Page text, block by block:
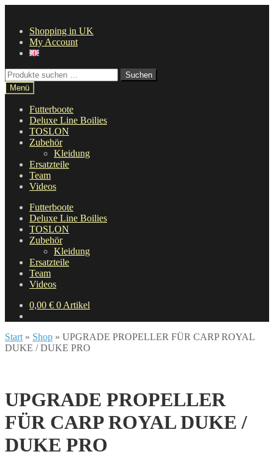
springen
springenShopping in UK
My Account
Suche
nach:
Suchen
Menü
Futterboote
Deluxe Line Boilies
TOSLON
Zubehör
Kleidung
Ersatzteile
Team
Videos
Futterboote
Deluxe Line Boilies
TOSLON
Zubehör
Kleidung
Ersatzteile
Team
Videos
0,00 € 0 Artikel
Start » Shop » UPGRADE PROPELLER FÜR CARP ROYAL
DUKE / DUKE PRO
UPGRADE PROPELLER
FÜR CARP ROYAL DUKE /
DUKE PRO